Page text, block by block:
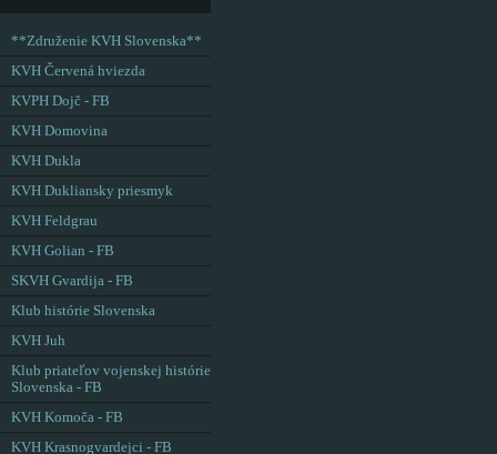
**Združenie KVH Slovenska**
KVH Červená hviezda
KVPH Dojč - FB
KVH Domovina
KVH Dukla
KVH Dukliansky priesmyk
KVH Feldgrau
KVH Golian - FB
SKVH Gvardija - FB
Klub histórie Slovenska
KVH Juh
Klub priateľov vojenskej histórie
Slovenska - FB
KVH Komoča - FB
KVH Krasnogvardejci - FB